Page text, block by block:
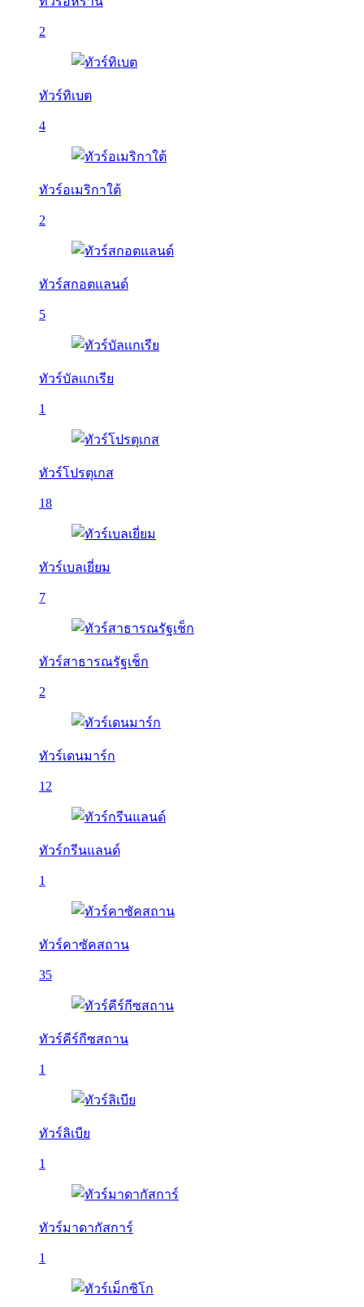
2
ทัวร์ทิเบต
4
ทัวร์อเมริกาใต้
2
ทัวร์สกอตแลนด์
5
ทัวร์บัลเเกเรีย
1
ทัวร์โปรตุเกส
18
ทัวร์เบลเยี่ยม
7
ทัวร์สาธารณรัฐเช็ก
2
ทัวร์เดนมาร์ก
12
ทัวร์กรีนแลนด์
1
ทัวร์คาซัคสถาน
35
ทัวร์คีร์กีซสถาน
1
ทัวร์ลิเบีย
1
ทัวร์มาดากัสการ์
1